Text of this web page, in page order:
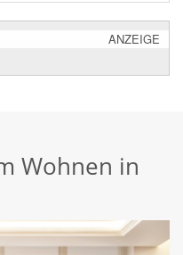
ANZEIGE
Wohnen in